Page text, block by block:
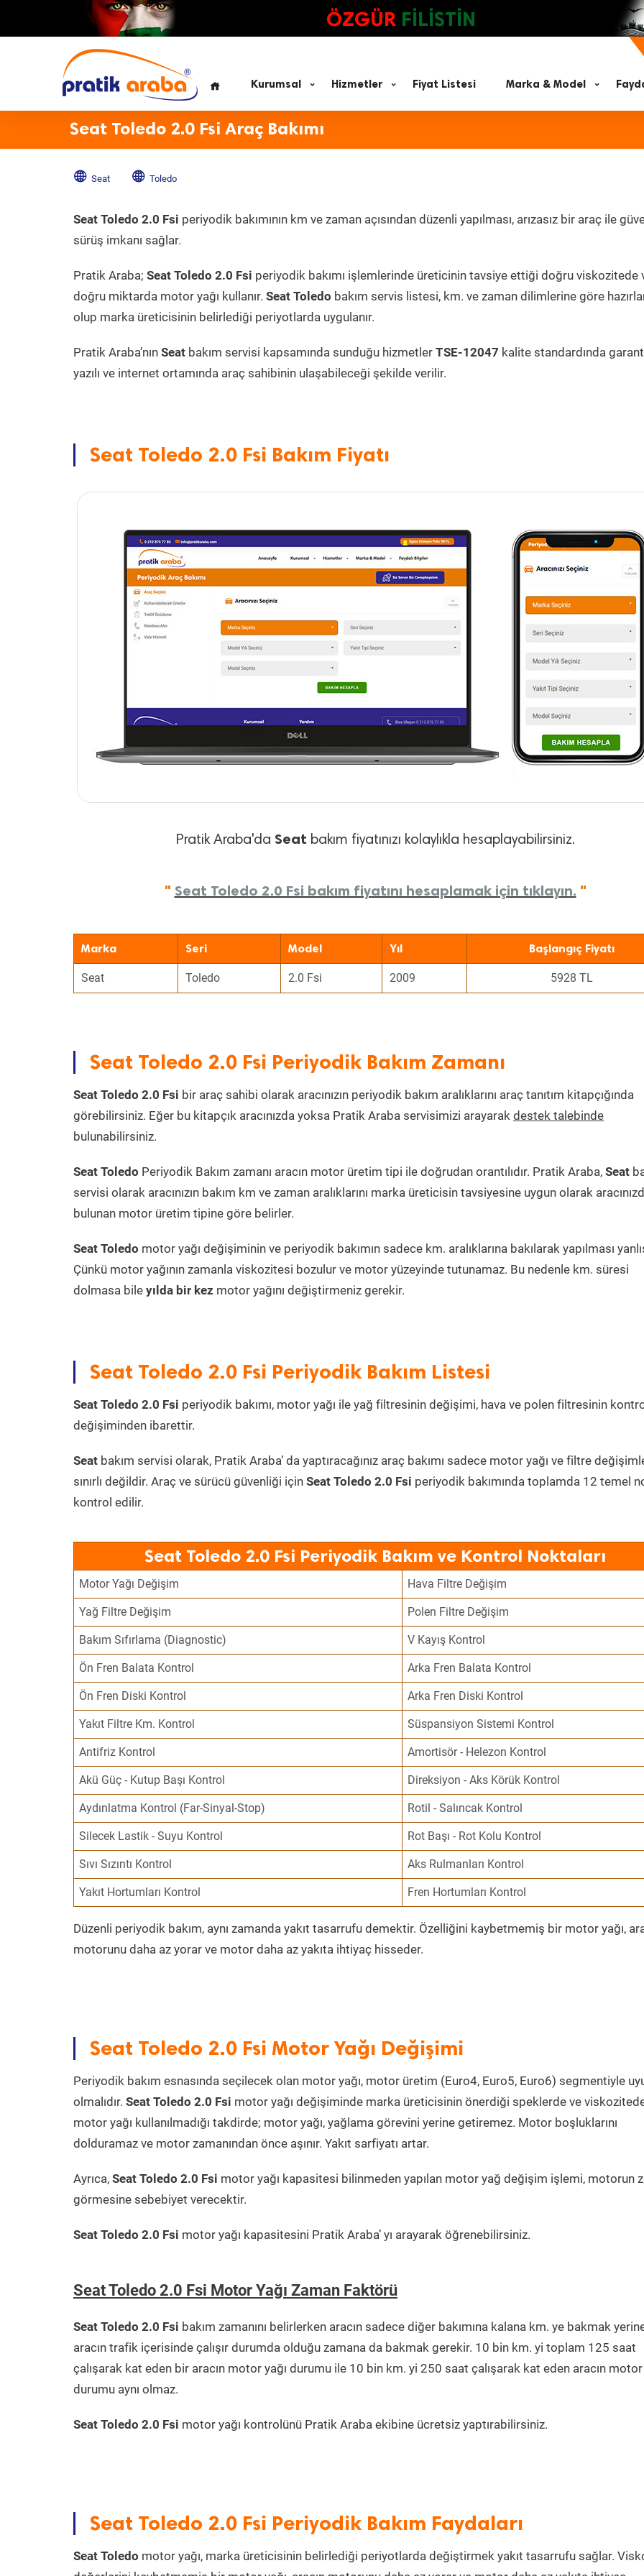
ÖZGÜR FİLİSTİN
Kurumsal Hizmetler Fiyat Listesi Marka & Model
Seat Toledo 2.0 Fsi Araç Bakımı
Seat Toledo
Seat Toledo 2.0 Fsi periyodik bakımının km ve zaman açısından düzenli yapılması, arızasız bir araç ile
sürüş imkanı sağlar.
Pratik Araba; Seat Toledo 2.0 Fsi periyodik bakımı işlemlerinde üreticinin tavsiye ettiği doğru viskozitede
doğru miktarda motor yağı kullanır. Seat Toledo bakım servis listesi, km. ve zaman dilimlerine göre
olup marka üreticisinin belirlediği periyotlarda uygulanır.
Pratik Araba’nın Seat bakım servisi kapsamında sunduğu hizmetler TSE-12047 kalite standardında
yazılı ve internet ortamında araç sahibinin ulaşabileceği şekilde verilir.
Seat Toledo 2.0 Fsi Bakım Fiyatı
Pratik Araba'da Seatbakım fiyatınızı kolaylıkla hesaplayabilirsiniz.
" Seat Toledo 2.0 Fsi bakım fiyatını hesaplamak için tıklayın. "
Marka Seri Model Yıl Başlangıç Fiyatı
Seat Toledo 2.0 Fsi 2009 5928 TL
Seat Toledo 2.0 Fsi Periyodik Bakım Zamanı
Seat Toledo 2.0 Fsi bir araç sahibi olarak aracınızın periyodik bakım aralıklarını araç tanıtım kitapçığında
görebilirsiniz. Eğer bu kitapçık aracınızda yoksa Pratik Araba servisimizi arayarak destek talebinde
bulunabilirsiniz.
Seat Toledo Periyodik Bakım zamanı aracın motor üretim tipi ile doğrudan orantılıdır. Pratik Araba, Seat
servisi olarak aracınızın bakım km ve zaman aralıklarını marka üreticisin tavsiyesine uygun olarak
bulunan motor üretim tipine göre belirler.
Seat Toledo motor yağı değişiminin ve periyodik bakımın sadece km. aralıklarına bakılarak yapılması
Çünkü motor yağının zamanla viskozitesi bozulur ve motor yüzeyinde tutunamaz. Bu nedenle km. süresi
dolmasa bile yılda bir kez motor yağını değiştirmeniz gerekir.
Seat Toledo 2.0 Fsi Periyodik Bakım Listesi
Seat Toledo 2.0 Fsi periyodik bakımı, motor yağı ile yağ filtresinin değişimi, hava ve polen filtresinin
değişiminden ibarettir.
Seat bakım servisi olarak, Pratik Araba’ da yaptıracağınız araç bakımı sadece motor yağı ve filtre
sınırlı değildir. Araç ve sürücü güvenliği için Seat Toledo 2.0 Fsi periyodik bakımında toplamda 12 temel
kontrol edilir.
Seat Toledo 2.0 Fsi Periyodik Bakım ve Kontrol Noktaları
Motor Yağı Değişim Hava Filtre Değişim
Yağ Filtre Değişim Polen Filtre Değişim
Bakım Sıfırlama (Diagnostic) V Kayış Kontrol
Ön Fren Balata Kontrol Arka Fren Balata Kontrol
Ön Fren Diski Kontrol Arka Fren Diski Kontrol
Yakıt Filtre Km. Kontrol Süspansiyon Sistemi Kontrol
Antifriz Kontrol Amortisör - Helezon Kontrol
Akü Güç - Kutup Başı Kontrol Direksiyon - Aks Körük Kontrol
Aydınlatma Kontrol (Far-Sinyal-Stop) Rotil - Salıncak Kontrol
Silecek Lastik - Suyu Kontrol Rot Başı - Rot Kolu Kontrol
Sıvı Sızıntı Kontrol Aks Rulmanları Kontrol
Yakıt Hortumları Kontrol Fren Hortumları Kontrol
Düzenli periyodik bakım, aynı zamanda yakıt tasarrufu demektir. Özelliğini kaybetmemiş bir motor yağı,
motorunu daha az yorar ve motor daha az yakıta ihtiyaç hisseder.
Seat Toledo 2.0 Fsi Motor Yağı Değişimi
Periyodik bakım esnasında seçilecek olan motor yağı, motor üretim (Euro4, Euro5, Euro6) segmentiyle
olmalıdır. Seat Toledo 2.0 Fsi motor yağı değişiminde marka üreticisinin önerdiği speklerde ve
motor yağı kullanılmadığı takdirde; motor yağı, yağlama görevini yerine getiremez. Motor boşluklarını
dolduramaz ve motor zamanından önce aşınır. Yakıt sarfiyatı artar.
Ayrıca, Seat Toledo 2.0 Fsi motor yağı kapasitesi bilinmeden yapılan motor yağ değişim işlemi, motorun
görmesine sebebiyet verecektir.
Seat Toledo 2.0 Fsi motor yağı kapasitesini Pratik Araba’ yı arayarak öğrenebilirsiniz.
Seat Toledo 2.0 Fsi Motor Yağı Zaman Faktörü
Seat Toledo 2.0 Fsi bakım zamanını belirlerken aracın sadece diğer bakımına kalana km. ye bakmak
aracın trafik içerisinde çalışır durumda olduğu zamana da bakmak gerekir. 10 bin km. yi toplam 125 saat
çalışarak kat eden bir aracın motor yağı durumu ile 10 bin km. yi 250 saat çalışarak kat eden aracın motor
durumu aynı olmaz.
Seat Toledo 2.0 Fsi motor yağı kontrolünü Pratik Araba ekibine ücretsiz yaptırabilirsiniz.
Seat Toledo 2.0 Fsi Periyodik Bakım Faydaları
Seat Toledo motor yağı, marka üreticisinin belirlediği periyotlarda değiştirmek yakıt tasarrufu sağlar.